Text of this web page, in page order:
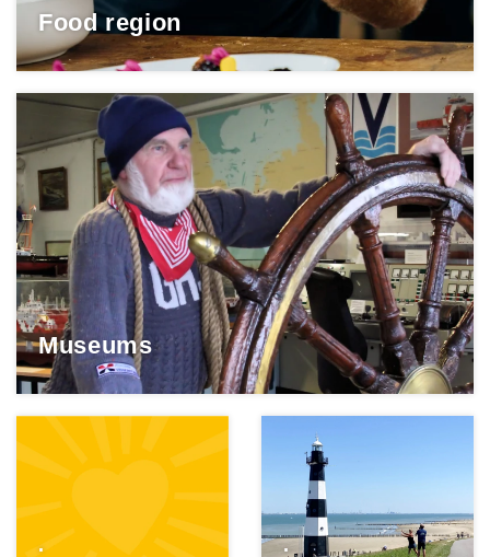
Food region
Museums
. .